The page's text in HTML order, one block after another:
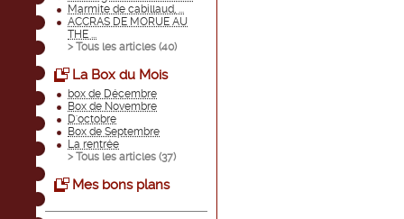
Marmite de cabillaud, ...
ACCRAS DE MORUE AU
THE ...
> Tous les articles (40)
La Box du Mois
box de Décembre
Box de Novembre
D'octobre
Box de Septembre
La rentrée
> Tous les articles (37)
Mes bons plans